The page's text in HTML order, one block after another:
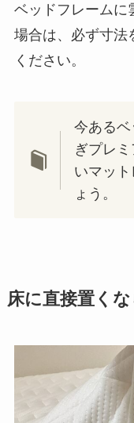
ベッドフレームに
場合は、必ず寸法
ください。
今ある
ぎプレ
いマッ
ょう。
床に直接置く